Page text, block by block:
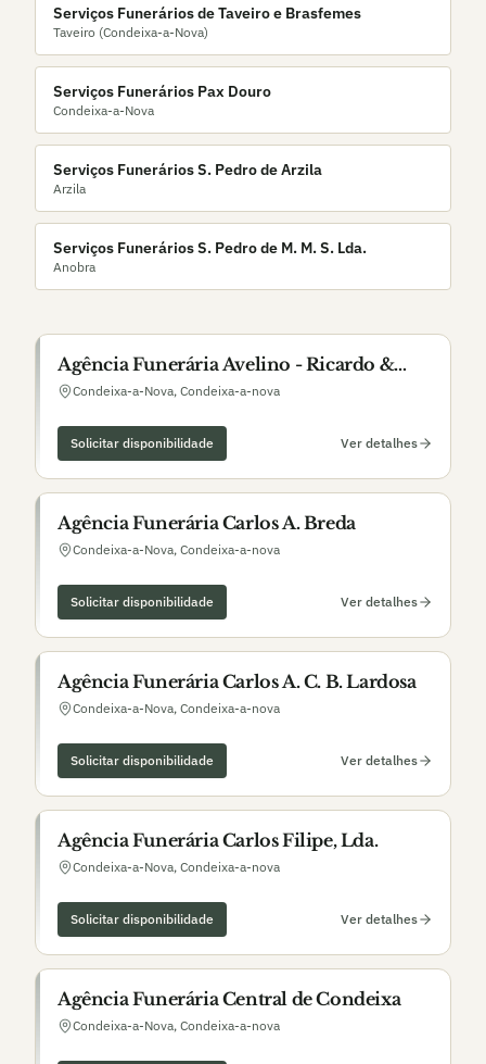
Serviços Funerários de Taveiro e Brasfemes
Taveiro (Condeixa-a-Nova)
Serviços Funerários Pax Douro
Condeixa-a-Nova
Serviços Funerários S. Pedro de Arzila
Arzila
Serviços Funerários S. Pedro de M. M. S. Lda.
Anobra
Agência Funerária Avelino - Ricardo &
João Ferreira, Lda.
Condeixa-a-Nova, Condeixa-a-nova
Solicitar disponibilidade Ver detalhes
Agência Funerária Carlos A. Breda
Condeixa-a-Nova, Condeixa-a-nova
Solicitar disponibilidade Ver detalhes
Agência Funerária Carlos A. C. B. Lardosa
Condeixa-a-Nova, Condeixa-a-nova
Solicitar disponibilidade Ver detalhes
Agência Funerária Carlos Filipe, Lda.
Condeixa-a-Nova, Condeixa-a-nova
Solicitar disponibilidade Ver detalhes
Agência Funerária Central de Condeixa
Condeixa-a-Nova, Condeixa-a-nova